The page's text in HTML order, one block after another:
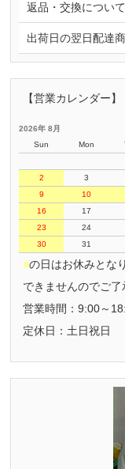
返品・交換について
出荷日の翌日配達
【営業カレンダー】
2026年 8月
Sun
Mon
2
3
9
10
16
17
23
24
30
31
■の日はお休みとな
できませんのでご了
営業時間：9:00～
定休日：土日祝日